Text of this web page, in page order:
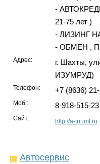
-
21-75 лет )
- ЛИЗИНГ
- ОБМЕН ,
Адрес:
г. Шахты,
ИЗУМРУД)
Телефон: +7 (8636)
Моб.: 8-918-515-
Сайт: http://a-triumf.ru
Автосервис